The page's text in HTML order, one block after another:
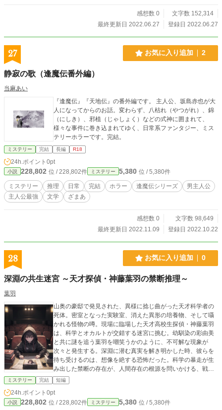
感想数 0
文字数 152,314
最終更新日 2022.06.27
登録日 2022.06.27
27 お気に入り追加 2
静寂の歌（逢魔伝番外編）
当麻あい
『逢魔伝』『天地伝』の番外編です。 主人公、坂島赤也が大
人になってからのお話。変わらず、八枯れ（やつがれ）、錦
（にしき）、邪植（じゃしょく）などの式神に囲まれて、
様々な事件に巻き込まれてゆく、日常系ファンタジー、ミス
テリーホラーです。完結。
ミステリー 完結 長編 R18
24h.ポイント 0pt
小説 228,802 位 / 228,802件 ミステリー 5,380 位 / 5,380件
ミステリー 推理 日常 完結 ホラー 逢魔伝シリーズ
男主人公
主人公最強
文学 ざまあ
感想数 0
文字数 98,649
最終更新日 2022.11.09
登録日 2022.10.22
28 お気に入り追加 0
深淵の共生迷宮 ～天才探偵・神藤葉羽の禁断推理～
葉羽
山奥の豪邸で発見された、異様に捻じ曲がった天才科学者の
死体。密室となった実験室、消えた異形の培養物、そして囁
かれる怪物の噂。現場に臨場した天才高校生探偵・神藤葉羽
は、科学とオカルトが交錯する迷宮に挑む。幼馴染の彩由美
と共に謎を追う葉羽を嘲笑うかのように、不可解な現象が
次々と発生する。深淵に潜む真実を解き明かした時、彼らを
待ち受けるのは、想像を絶する恐怖だった。科学の暴走が生
み出した禁断の存在が、人間存在の根源を問いかける、戦慄
の知的興奮体験。
ミステリー 完結 短編
24h.ポイント 0pt
小説 228,802 位 / 228,802件 ミステリー 5,380 位 / 5,380件